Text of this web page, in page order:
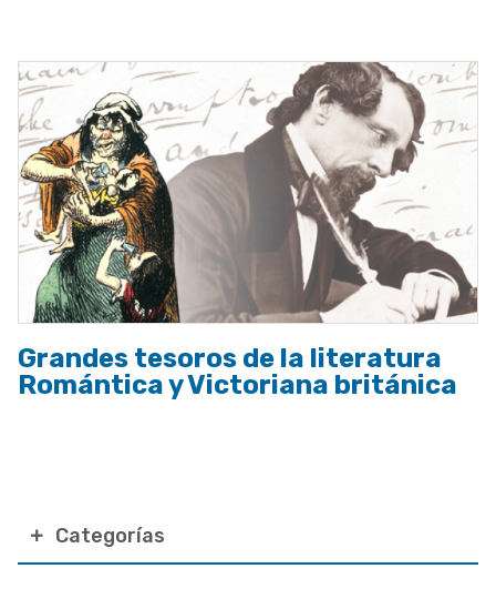
la
navegación
Categorías
Grandes tesoros de la literatura
Romántica y Victoriana británica